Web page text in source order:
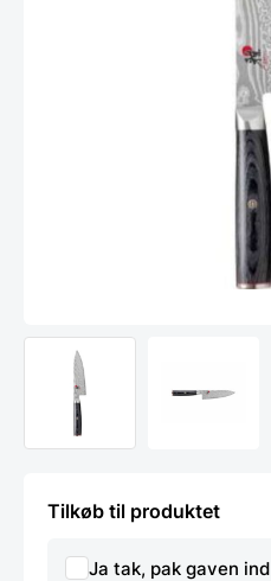
Tilkøb til produktet
Ja tak, pak gaven ind